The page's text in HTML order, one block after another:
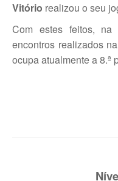
Torneio ACPA I
Inter-Clubes +45
Torneio ACPA II
Vitório realizou o seu
Com estes feitos,
encontros realizados
ocupa atualmente a 8.ª